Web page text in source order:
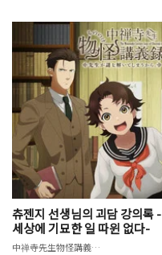
츄젠지 선생님의 괴담 강의록 -
세상에 기묘한 일 따윈 없다-
中禅寺先生物怪講義録 先生が謎を解いてしまうから。